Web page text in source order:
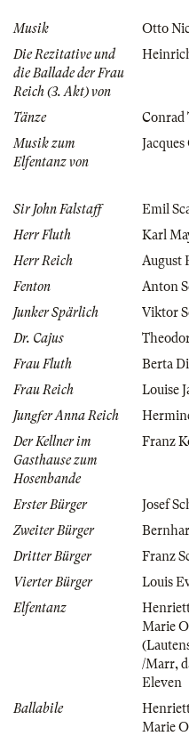
Musik
Otto
Die Rezitative und
die Ballade der Frau
Reich (3. Akt) von
Tänze
Conrad
Musik zum
Elfentanz von
Sir John Falstaff
Emil
Herr Fluth
Karl
Herr Reich
August
Fenton
Anton
Junker Spärlich
Viktor
Dr. Cajus
Frau Fluth
Berta
Frau Reich
Louise
Jungfer Anna Reich
Der Kellner im
Gasthause zum
Hosenbande
Franz
Erster Bürger
Josef
Zweiter Bürger
Dritter Bürger
Franz
Vierter Bürger
Louis
Elfentanz
Marie
/Marr,
Eleven
Ballabile
Marie